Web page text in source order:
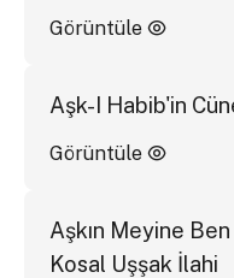
Görüntüle
Aşk-I Habib'in
Görüntüle
Aşkın Meyine
Kosal Uşşak İlahi